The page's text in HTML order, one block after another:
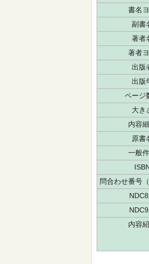
書名
副書
著者
著者
出版
出版
ページ
大き
内容
原書
一般
問合わせ番号
内容